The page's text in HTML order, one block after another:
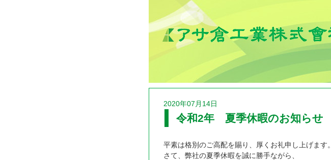
2020年07月14日
令和2年 夏季休暇のお知らせ
平素は格別のご高配を賜り、厚くお礼申し上げます。
さて、弊社の夏季休暇を誠に勝手ながら、